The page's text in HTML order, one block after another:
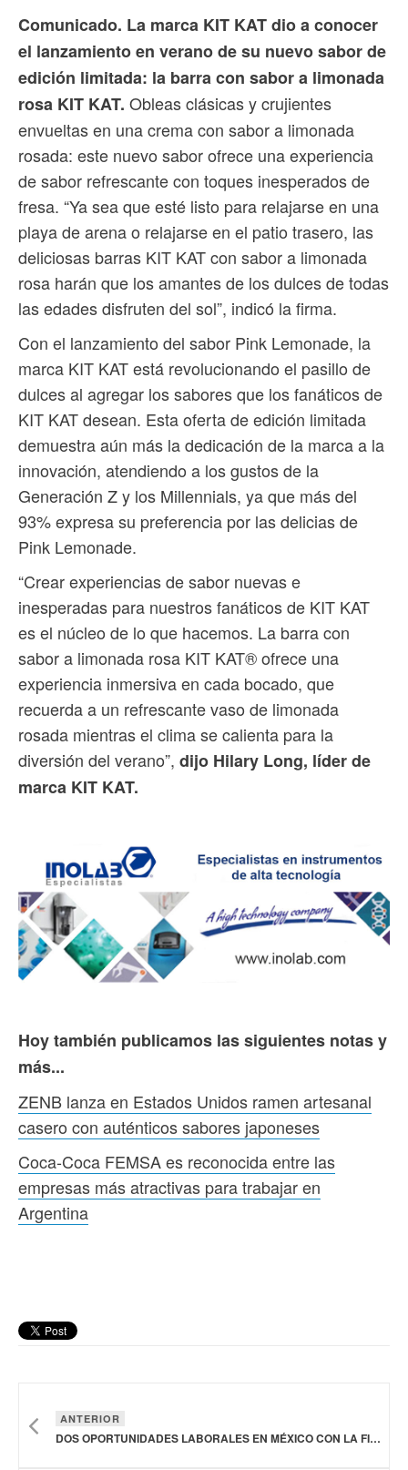
Comunicado. La marca KIT KAT dio a conocer
el lanzamiento en verano de su nuevo sabor de
edición limitada: la barra con sabor a limonada
rosa KIT KAT. Obleas clásicas y crujientes
envueltas en una crema con sabor a limonada
rosada: este nuevo sabor ofrece una experiencia
de sabor refrescante con toques inesperados de
fresa. “Ya sea que esté listo para relajarse en una
playa de arena o relajarse en el patio trasero, las
deliciosas barras KIT KAT con sabor a limonada
rosa harán que los amantes de los dulces de todas
las edades disfruten del sol”, indicó la firma.
Con el lanzamiento del sabor Pink Lemonade, la
marca KIT KAT está revolucionando el pasillo de
dulces al agregar los sabores que los fanáticos de
KIT KAT desean. Esta oferta de edición limitada
demuestra aún más la dedicación de la marca a la
innovación, atendiendo a los gustos de la
Generación Z y los Millennials, ya que más del
93% expresa su preferencia por las delicias de
Pink Lemonade.
“Crear experiencias de sabor nuevas e
inesperadas para nuestros fanáticos de KIT KAT
es el núcleo de lo que hacemos. La barra con
sabor a limonada rosa KIT KAT® ofrece una
experiencia inmersiva en cada bocado, que
recuerda a un refrescante vaso de limonada
rosada mientras el clima se calienta para la
diversión del verano”, dijo Hilary Long, líder de
marca KIT KAT.
Hoy también publicamos las siguientes notas y
más...
ZENB lanza en Estados Unidos ramen artesanal
casero con auténticos sabores japoneses
Coca-Coca FEMSA es reconocida entre las
empresas más atractivas para trabajar en
Argentina
ANTERIOR
DOS OPORTUNIDADES LABORALES EN MÉXICO CON LA FIRMA LTPM CHINA